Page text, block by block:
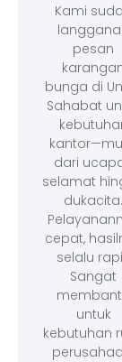
Kami
pesan
bunga di
Sahabat
dari
selamat
dukacita.
cepat,
selalu
Sangat
untuk
kebutuhan